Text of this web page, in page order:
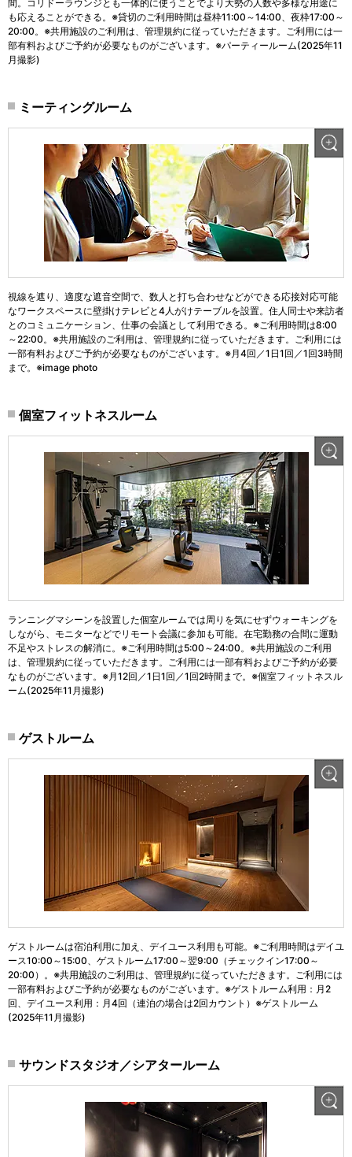
間。コリドーラウンジとも一体的に使うことでより大勢の人数や多様な用途に
も応えることができる。※貸切のご利用時間は昼枠11:00～14:00、夜枠17:00～
20:00。※共用施設のご利用は、管理規約に従っていただきます。ご利用には一
部有料およびご予約が必要なものがございます。※パーティールーム(2025年11
月撮影)
ミーティングルーム
視線を遮り、適度な遮音空間で、数人と打ち合わせなどができる応接対応可能
なワークスペースに壁掛けテレビと4人がけテーブルを設置。住人同士や来訪者
とのコミュニケーション、仕事の会議として利用できる。※ご利用時間は8:00
～22:00。※共用施設のご利用は、管理規約に従っていただきます。ご利用には
一部有料およびご予約が必要なものがございます。※月4回／1日1回／1回3時間
まで。※image photo
個室フィットネスルーム
ランニングマシーンを設置した個室ルームでは周りを気にせずウォーキングを
しながら、モニターなどでリモート会議に参加も可能。在宅勤務の合間に運動
不足やストレスの解消に。※ご利用時間は5:00～24:00。※共用施設のご利用
は、管理規約に従っていただきます。ご利用には一部有料およびご予約が必要
なものがございます。※月12回／1日1回／1回2時間まで。※個室フィットネスル
ーム(2025年11月撮影)
ゲストルーム
ゲストルームは宿泊利用に加え、デイユース利用も可能。※ご利用時間はデイユ
ース10:00～15:00、ゲストルーム17:00～翌9:00（チェックイン17:00～
20:00）。※共用施設のご利用は、管理規約に従っていただきます。ご利用には
一部有料およびご予約が必要なものがございます。※ゲストルーム利用：月2
回、デイユース利用：月4回（連泊の場合は2回カウント）※ゲストルーム
(2025年11月撮影)
サウンドスタジオ／シアタールーム